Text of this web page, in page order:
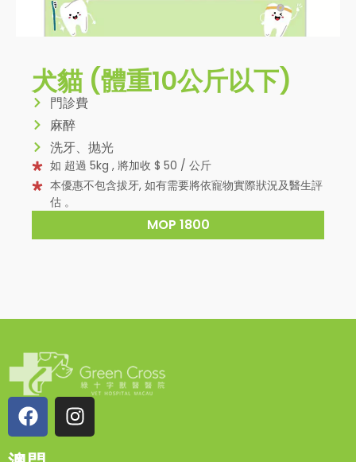
犬貓 (體重10公斤以下)
門診費
麻醉
洗牙、抛光
如 超過 5kg , 將加收 $ 50 / 公斤
本優惠不包含拔牙, 如有需要將依寵物實際狀況及醫生評
估 。
MOP 1800